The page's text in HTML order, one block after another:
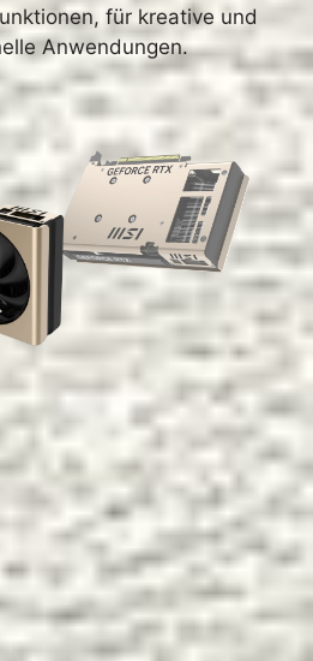
für kreative und
Anwendungen.